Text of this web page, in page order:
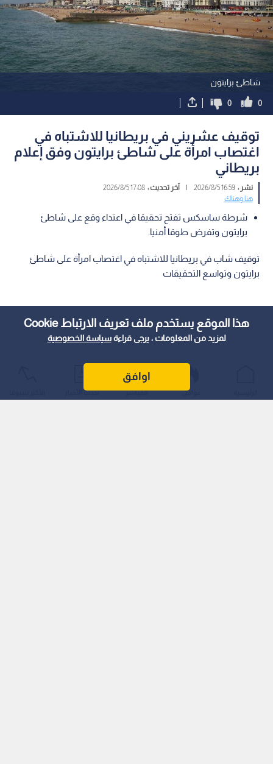
هذا الموقع يستخدم ملف تعريف الارتباط Cookie
لمزيد من المعلومات ، يرجى قراءةسياسة الخصوصية
اوافق
شاطئ برايتون
0
0
توقيف عشريني في بريطانيا للاشتباه في
اغتصاب امرأة على شاطئ برايتون وفق إعلام
بريطاني
نشر :16:59 2026/8/5
| آخر تحديث :17:08 2026/8/5
هنا وهناك
شرطة ساسكس تفتح تحقيقا في اعتداء وقع على شاطئ
برايتون وتفرض طوقا أمنيا.
توقيف شاب في بريطانيا للاشتباه في اغتصاب امرأة على شاطئ
برايتون وتواسع التحقيقات
عواجل المباشر أحدث الأخبار